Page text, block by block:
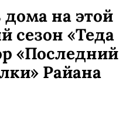
дома на этой
сезон «Теда
«Последний
Райана